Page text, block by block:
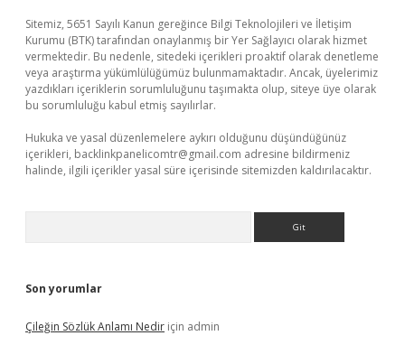
Sitemiz, 5651 Sayılı Kanun gereğince Bilgi Teknolojileri ve İletişim
Kurumu (BTK) tarafından onaylanmış bir Yer Sağlayıcı olarak hizmet
vermektedir. Bu nedenle, sitedeki içerikleri proaktif olarak denetleme
veya araştırma yükümlülüğümüz bulunmamaktadır. Ancak, üyelerimiz
yazdıkları içeriklerin sorumluluğunu taşımakta olup, siteye üye olarak
bu sorumluluğu kabul etmiş sayılırlar.
Hukuka ve yasal düzenlemelere aykırı olduğunu düşündüğünüz
içerikleri, backlinkpanelicomtr@gmail.com adresine bildirmeniz
halinde, ilgili içerikler yasal süre içerisinde sitemizden kaldırılacaktır.
Son yorumlar
Çileğin Sözlük Anlamı Nedir için admin